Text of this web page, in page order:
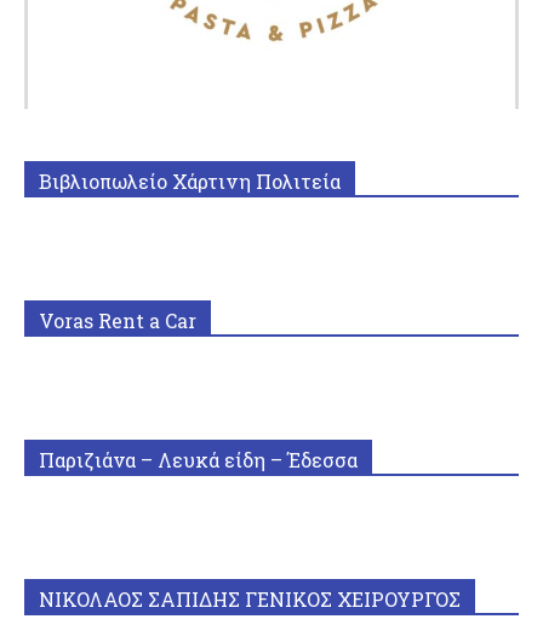
Βιβλιοπωλείο Χάρτινη Πολιτεία
Voras Rent a Car
Παριζιάνα – Λευκά είδη – Έδεσσα
ΝΙΚΟΛΑΟΣ ΣΑΠΙΔΗΣ ΓΕΝΙΚΟΣ ΧΕΙΡΟΥΡΓΟΣ